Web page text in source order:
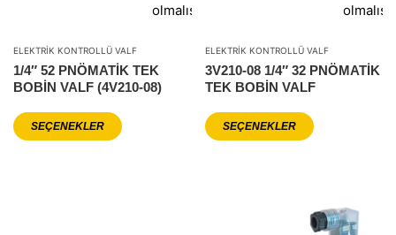
olmalısınız
ELEKTRIK KONTROLLÜ VALF
1/4″ 52 PNÖMATİK TEK
BOBİN VALF (4V210-08)
SEÇENEKLER
ELEKTRIK KONTROLLÜ VALF
3V210-08 1/4″ 32 PNÖMATİK
TEK BOBİN VALF
SEÇENEKLER